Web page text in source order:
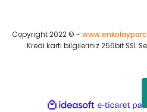
Copyright 2022 © -
Kredi kartı bilgileriniz 256bit SSL
ideasoft